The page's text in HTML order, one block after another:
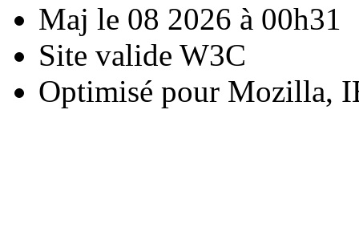
Maj le 08 2026 à 00h31
Site valide W3C
Optimisé pour Mozilla,